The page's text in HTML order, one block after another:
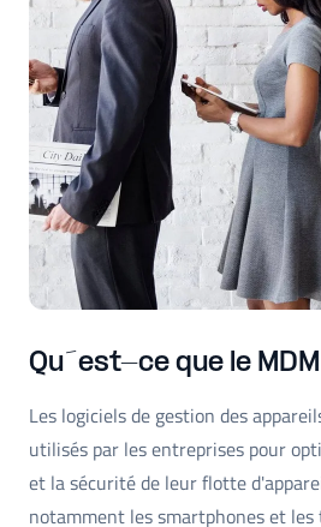
Qu´est-ce que le
Les logiciels de gestion des
utilisés par les entreprises pour
et la sécurité de leur flotte
notamment les smartphones et